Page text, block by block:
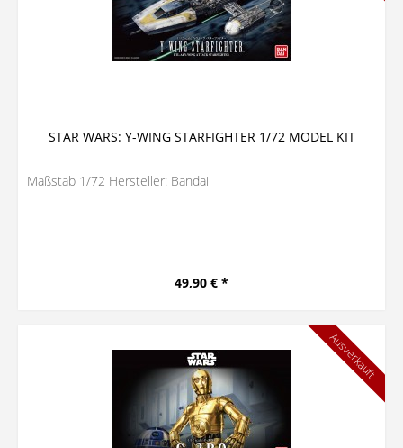
STAR WARS: Y-WING STARFIGHTER 1/72 MODEL KIT
Maßstab 1/72 Hersteller: Bandai
49,90 € *
Ausverkauft